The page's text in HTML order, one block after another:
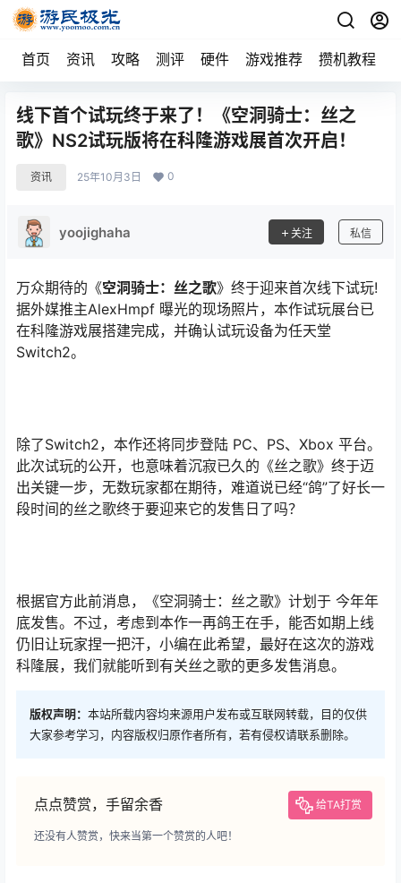
首页 资讯 攻略 测评 硬件 游戏推荐 攒机教程
线下首个试玩终于来了！《空洞骑士：丝之
歌》NS2试玩版将在科隆游戏展首次开启！
资讯 25年10月3日 0
yoojighaha 关注 私信
万众期待的《空洞骑士：丝之歌》终于迎来首次线下试玩!
据外媒推主AlexHmpf 曝光的现场照片，本作试玩展台已
在科隆游戏展搭建完成，并确认试玩设备为任天堂
Switch2。
除了Switch2，本作还将同步登陆 PC、PS、Xbox 平台。
此次试玩的公开，也意味着沉寂已久的《丝之歌》终于迈
出关键一步，无数玩家都在期待，难道说已经“鸽”了好长一
段时间的丝之歌终于要迎来它的发售日了吗？
根据官方此前消息，《空洞骑士：丝之歌》计划于 今年年
底发售。不过，考虑到本作一再鸽王在手，能否如期上线
仍旧让玩家捏一把汗，小编在此希望，最好在这次的游戏
科隆展，我们就能听到有关丝之歌的更多发售消息。
版权声明： 本站所载内容均来源用户发布或互联网转载，目的仅供
大家参考学习，内容版权归原作者所有，若有侵权请联系删除。
点点赞赏，手留余香 给TA打赏
还没有人赞赏，快来当第一个赞赏的人吧！